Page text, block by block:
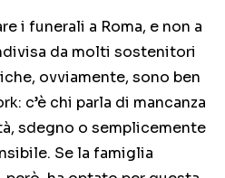
i funerali a Roma, e non a
da molti sostenitori
ovviamente, sono ben
c’è chi parla di mancanza
sdegno o semplicemente
Se la famiglia